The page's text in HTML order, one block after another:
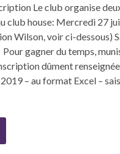
Le club organise
club house: Mercredi 27
Wilson, voir ci-dessous)
gagner du temps,
dûment
– au format Excel –